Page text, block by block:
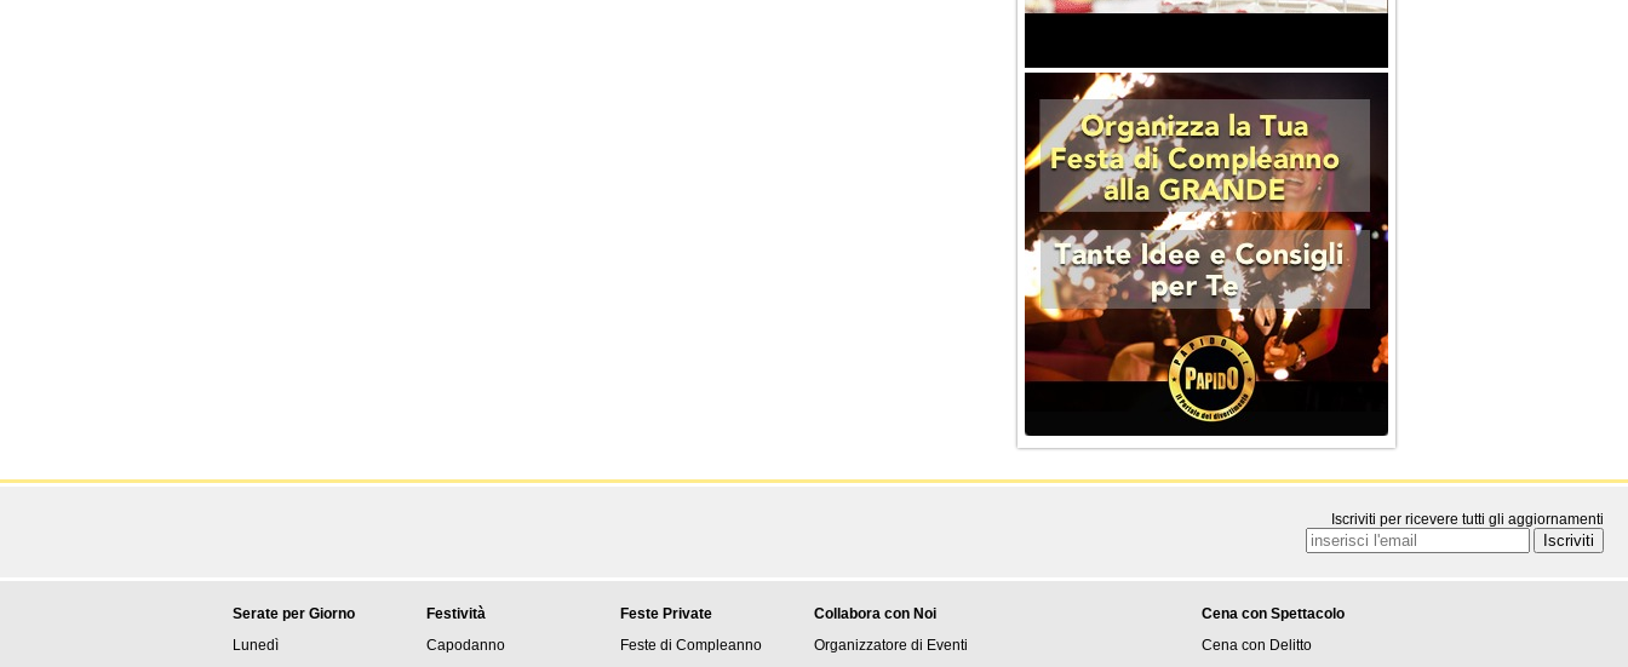
Iscriviti per ricevere tutti gli aggiornamenti
Serate per Giorno
Lunedì
Festività
Capodanno
Feste Private
Feste di Compleanno
Collabora con Noi
Organizzatore di Eventi
Cena con Spettacolo
Cena con Delitto